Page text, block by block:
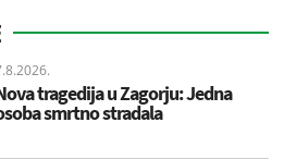
tragedija u Zagorju: Jedna
smrtno stradala